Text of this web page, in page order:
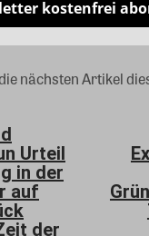
kostenfrei
nächsten Artikel
Urteil
in der
auf
der